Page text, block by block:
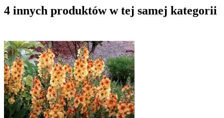
4 innych produktów w tej samej kategorii